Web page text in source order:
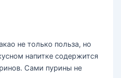
не только польза, но
напитке содержится
Сами пурины не